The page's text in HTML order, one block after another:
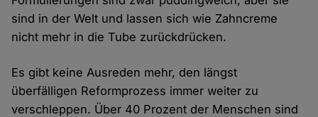
sind in der Welt und lassen sich wie Zahncreme
nicht mehr in die Tube zurückdrücken.
Es gibt keine Ausreden mehr, den längst
überfälligen Reformprozess immer weiter zu
verschleppen. Über 40 Prozent der Menschen sind